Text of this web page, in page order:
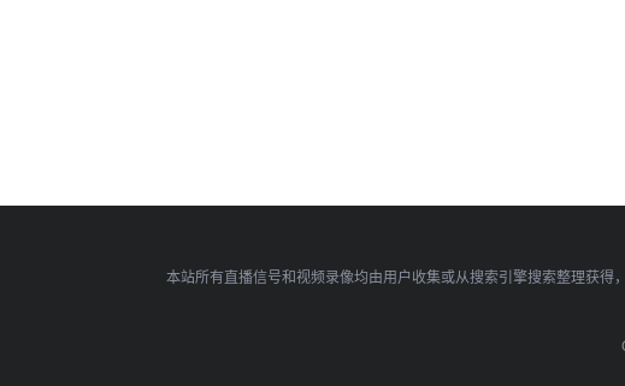
本站所有直播信号和视频录像均由用户收集或从搜索引擎搜索整理获得